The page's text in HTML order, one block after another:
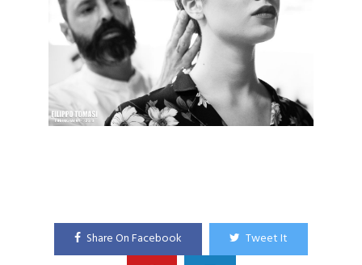
Share On Facebook Tweet It